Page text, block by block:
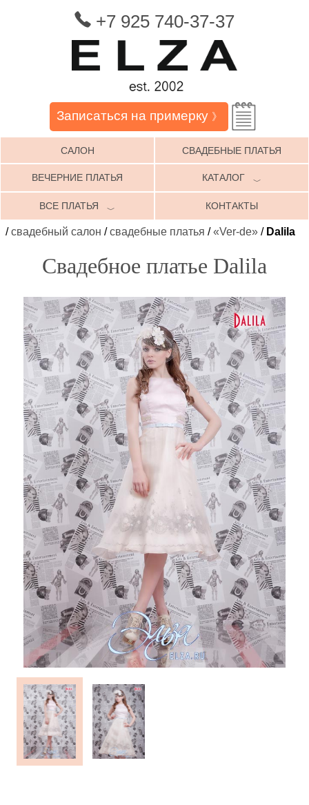
+7 925 740-37-37
Записаться на примерку 》
САЛОН СВАДЕБНЫЕ ПЛАТЬЯ
ВЕЧЕРНИЕ ПЛАТЬЯ КАТАЛОГ ﹀
ВСЕ ПЛАТЬЯ ﹀ КОНТАКТЫ
/свадебный салон /свадебные платья /«Ver-de» / Dalila
Свадебное платье Dalila